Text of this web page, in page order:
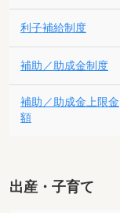
利子補給制度
補助／助成金制度
補助／助成金上限金
額
出産・子育て